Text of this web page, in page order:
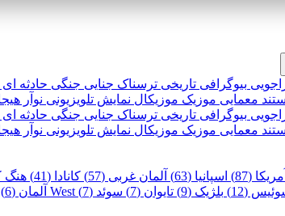
بیوگرافی تاریخی ترسناک جنایی جنگی حادثه ای
معمایی موزیک موزیکال نمایش تلویزیونی نوآر
بیوگرافی تاریخی ترسناک جنایی جنگی حادثه ای
معمایی موزیک موزیکال نمایش تلویزیونی نوآر
آمریکا (87) اسپانیا (63) آلمان غربی (57) کانادا (41) هنگ
(12) بلژیک (9) تایوان (7) سوئد (7)
West آلمان (6)